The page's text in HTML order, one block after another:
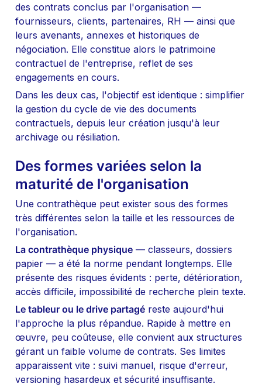
des contrats conclus par l'organisation —
fournisseurs, clients, partenaires, RH — ainsi que
leurs avenants, annexes et historiques de
négociation. Elle constitue alors le patrimoine
contractuel de l'entreprise, reflet de ses
engagements en cours.
Dans les deux cas, l'objectif est identique : simplifier
la gestion du cycle de vie des documents
contractuels, depuis leur création jusqu'à leur
archivage ou résiliation.
Des formes variées selon la
maturité de l'organisation
Une contrathèque peut exister sous des formes
très différentes selon la taille et les ressources de
l'organisation.
La contrathèque physique — classeurs, dossiers
papier — a été la norme pendant longtemps. Elle
présente des risques évidents : perte, détérioration,
accès difficile, impossibilité de recherche plein texte.
Le tableur ou le drive partagé reste aujourd'hui
l'approche la plus répandue. Rapide à mettre en
œuvre, peu coûteuse, elle convient aux structures
gérant un faible volume de contrats. Ses limites
apparaissent vite : suivi manuel, risque d'erreur,
versioning hasardeux et sécurité insuffisante.